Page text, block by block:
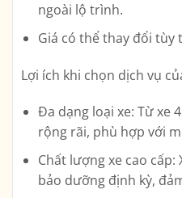
ngoài lộ trình.
Giá có thể thay đổi tùy
Lợi ích khi chọn dịch vụ
Đa dạng loại xe: Từ xe
rộng rãi, phù hợp với
Chất lượng xe cao cấp:
bảo dưỡng định kỳ,